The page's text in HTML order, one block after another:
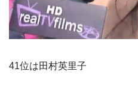
41位は田村英里子